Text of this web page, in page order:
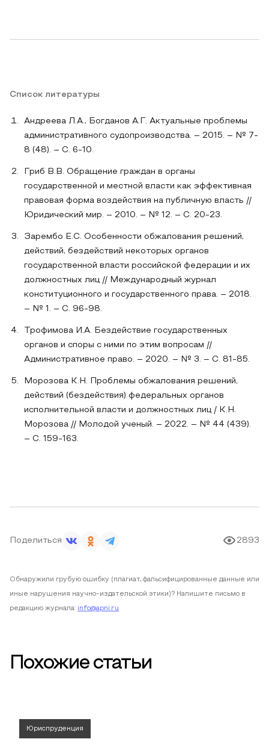
Список литературы
Андреева Л.А., Богданов А.Г. Актуальные проблемы
административного судопроизводства. – 2015. – № 7-
8 (48). – С. 6-10.
Гриб В.В. Обращение граждан в органы
государственной и местной власти как эффективная
правовая форма воздействия на публичную власть //
Юридический мир. – 2010. – № 12. – С. 20-23.
Зарембо Е.С. Особенности обжалования решений,
действий, бездействий некоторых органов
государственной власти российской федерации и их
должностных лиц // Международный журнал
конституционного и государственного права. – 2018.
– № 1. – С. 96-98.
Трофимова И.А. Бездействие государственных
органов и споры с ними по этим вопросам //
Административное право. – 2020. – № 3. – С. 81-85.
Морозова К.Н. Проблемы обжалования решений,
действий (бездействия) федеральных органов
исполнительной власти и должностных лиц / К.Н.
Морозова // Молодой ученый. – 2022. – № 44 (439).
– С. 159-163.
Поделиться 2893
Обнаружили грубую ошибку (плагиат, фальсифицированные данные или
иные нарушения научно-издательской этики)? Напишите письмо в
редакцию журнала: info@apni.ru
Похожие статьи
Юриспруденция